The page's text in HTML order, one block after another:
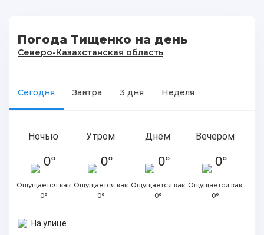
Погода Тищенко на день
Северо-Казахстанская область
Сегодня Завтра 3 дня Неделя
Ночью
0°
Ощущается как
0°
Утром
0°
Ощущается как
0°
Днём
0°
Ощущается как
0°
Вечером
0°
Ощущается как
0°
На улице